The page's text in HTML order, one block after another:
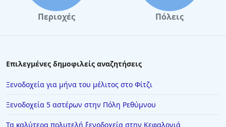
Περιοχές Πόλεις
Επιλεγμένες δημοφιλείς αναζητήσεις
Ξενοδοχεία για μήνα του μέλιτος στο Φίτζι
Ξενοδοχεία 5 αστέρων στην Πόλη Ρεθύμνου
Τα καλύτερα πολυτελή ξενοδοχεία στην Κεφαλονιά